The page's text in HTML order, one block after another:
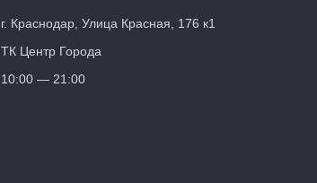
г. Краснодар, ​Улица Красная, 176 к1
ТК Центр Города
10:00 — 21:00